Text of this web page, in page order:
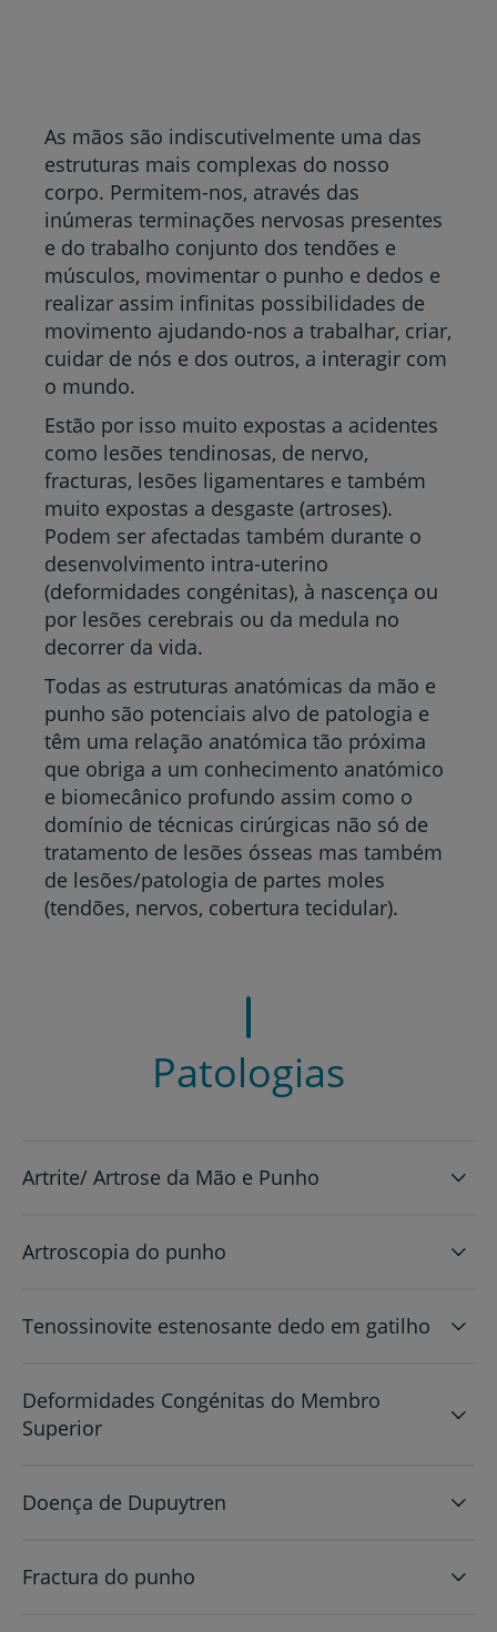
As mãos são indiscutivelmente uma das
estruturas mais complexas do nosso
corpo. Permitem-nos, através das
inúmeras terminações nervosas presentes
e do trabalho conjunto dos tendões e
músculos, movimentar o punho e dedos e
realizar assim infinitas possibilidades de
movimento ajudando-nos a trabalhar, criar,
cuidar de nós e dos outros, a interagir com
o mundo.
Estão por isso muito expostas a acidentes
como lesões tendinosas, de nervo,
fracturas, lesões ligamentares e também
muito expostas a desgaste (artroses).
Podem ser afectadas também durante o
desenvolvimento intra-uterino
(deformidades congénitas), à nascença ou
por lesões cerebrais ou da medula no
decorrer da vida.
Todas as estruturas anatómicas da mão e
punho são potenciais alvo de patologia e
têm uma relação anatómica tão próxima
que obriga a um conhecimento anatómico
e biomecânico profundo assim como o
domínio de técnicas cirúrgicas não só de
tratamento de lesões ósseas mas também
de lesões/patologia de partes moles
(tendões, nervos, cobertura tecidular).
Patologias
Artrite/ Artrose da Mão e Punho
Artroscopia do punho
Tenossinovite estenosante dedo em gatilho
Deformidades Congénitas do Membro
Superior
Doença de Dupuytren
Fractura do punho